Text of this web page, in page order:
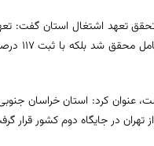
تعهد اشتغال استان گفت:
سال ۱۴۰۴،
تهران در جایگاه دوم کشور قرار